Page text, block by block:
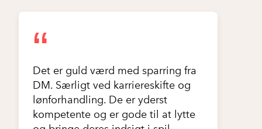
“
Det er guld værd med sparring fra
DM. Særligt ved karriereskifte og
lønforhandling. De er yderst
kompetente og er gode til at lytte